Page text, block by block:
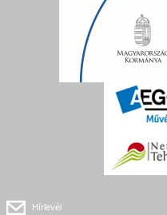
Hírlevél